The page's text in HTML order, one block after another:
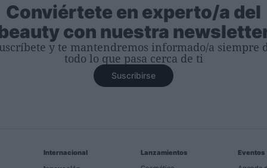
Conviértete en experto/a del
con nuestra
y te mantendremos informado/a siempre
todo lo que pasa cerca de ti
Suscribirse
Internacional
Lanzamientos
Eventos